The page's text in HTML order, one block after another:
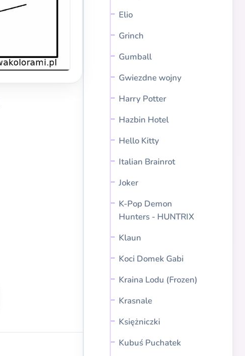
Elio
Grinch
Gumball
Gwiezdne wojny
Harry Potter
Hazbin Hotel
Hello Kitty
Italian Brainrot
Joker
K-Pop Demon
Hunters - HUNTRIX
Klaun
Koci Domek Gabi
Kraina Lodu (Frozen)
Krasnale
Księżniczki
Kubuś Puchatek